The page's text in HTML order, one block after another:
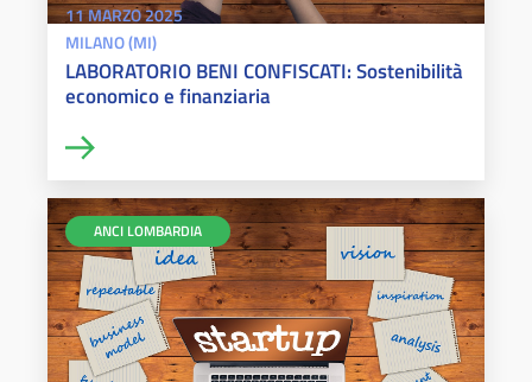
11 MARZO 2025
MILANO (MI)
LABORATORIO BENI CONFISCATI: Sostenibilità
economico e finanziaria
ANCI LOMBARDIA